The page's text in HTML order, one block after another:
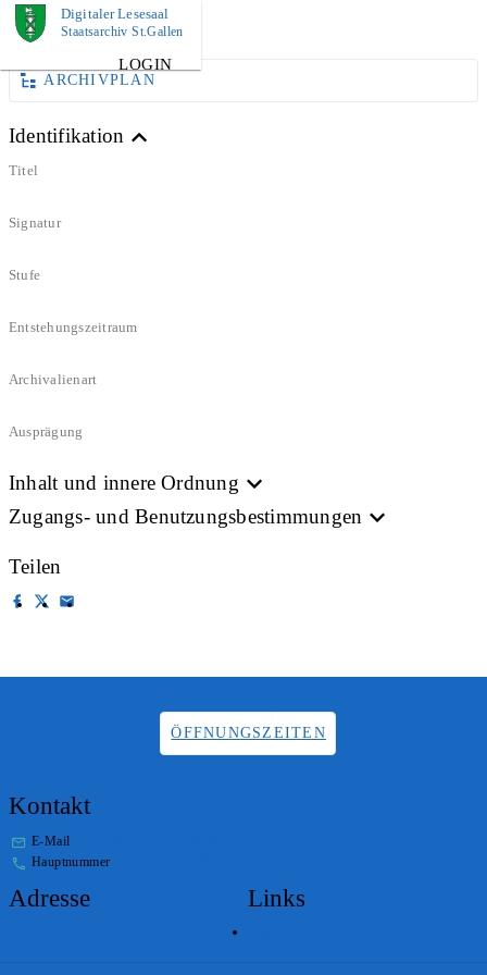
Digitaler Lesesaal
Staatsarchiv St.Gallen
LOGIN
DOKUMENT
ARCHIVPLAN
Identifikation
Titel
Signatur
Stufe
Entstehungszeitraum
Archivalienart
Ausprägung
Inhalt und innere Ordnung
Zugangs- und Benutzungsbestimmungen
Teilen
ÖFFNUNGSZEITEN
Kontakt
E-Mail
Hauptnummer
Adresse Links